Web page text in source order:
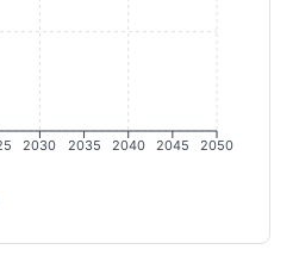
2030 2035 2040 2045 2050